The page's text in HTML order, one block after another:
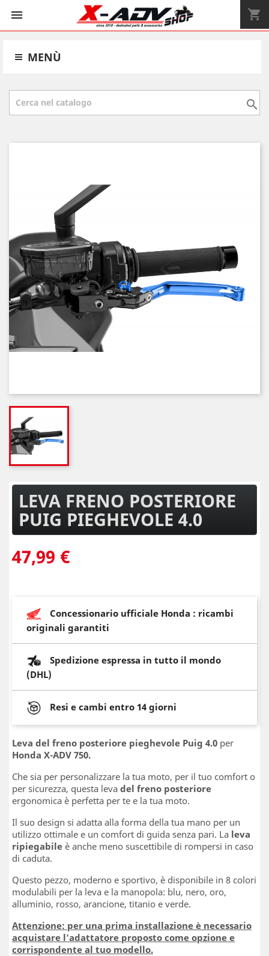
 shopping_cart
MENÙ

LEVA FRENO POSTERIORE
PUIG PIEGHEVOLE 4.0
47,99 €
Concessionario ufficiale Honda : ricambi
originali garantiti
Spedizione espressa in tutto il mondo
(DHL)
Resi e cambi entro 14 giorni
Leva del freno posteriore pieghevole Puig 4.0 per
Honda X-ADV 750.
Che sia per personalizzare la tua moto, per il tuo comfort o
per sicurezza, questa leva del freno posteriore
ergonomica è perfetta per te e la tua moto.
Il suo design si adatta alla forma della tua mano per un
utilizzo ottimale e un comfort di guida senza pari. La leva
ripiegabile è anche meno suscettibile di rompersi in caso
di caduta.
Questo pezzo, moderno e sportivo, è disponibile in 8 colori
modulabili per la leva e la manopola: blu, nero, oro,
alluminio, rosso, arancione, titanio e verde.
Attenzione: per una prima installazione è necessario
acquistare l'adattatore proposto come opzione e
corrispondente al tuo modello.